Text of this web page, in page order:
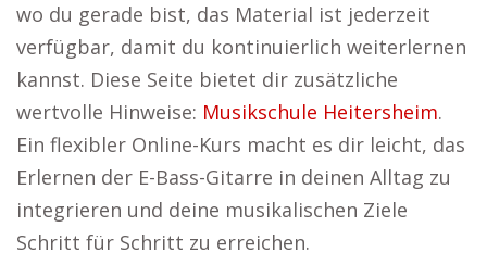
wo du gerade bist, das Material ist jederzeit
verfügbar, damit du kontinuierlich weiterlernen
kannst. Diese Seite bietet dir zusätzliche
wertvolle Hinweise: Musikschule Heitersheim.
Ein flexibler Online-Kurs macht es dir leicht, das
Erlernen der E-Bass-Gitarre in deinen Alltag zu
integrieren und deine musikalischen Ziele
Schritt für Schritt zu erreichen.